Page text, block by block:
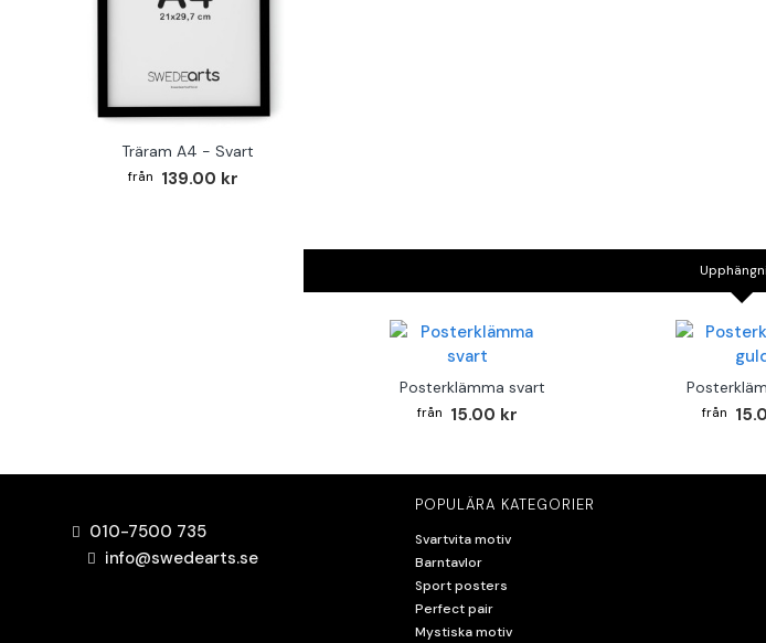
Träram A4 - Svart
139.00 kr
Posterklämma svart
15.00 kr
010-7500 735
info@swedearts.se
POPULÄRA KATEGORIER
Svartvita motiv
Barntavlor
Sport posters
Perfect pair
Mystiska motiv